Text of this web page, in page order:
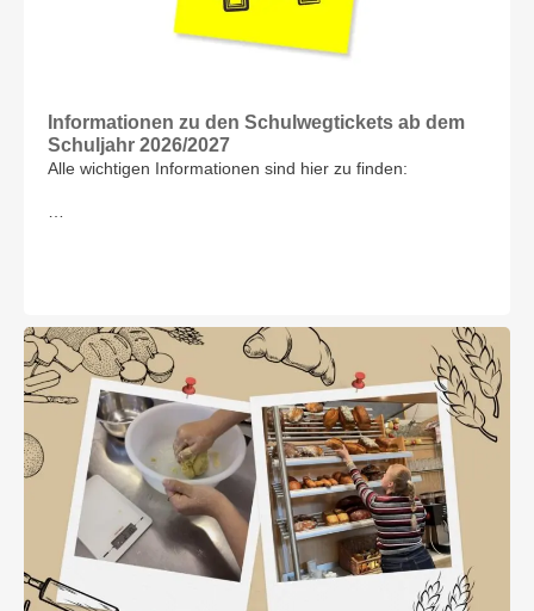
Informationen zu den Schulwegtickets ab dem
Schuljahr 2026/2027
Alle wichtigen Informationen sind hier zu finden: